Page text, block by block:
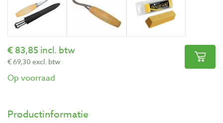
83,85 incl. btw
69,30 excl. btw
Op voorraad
Productinformatie